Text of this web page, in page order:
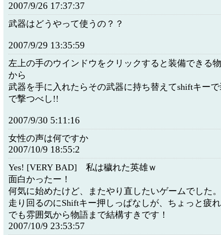
2007/9/26 17:37:37
武器はどうやって使うの？？
2007/9/29 13:35:59
左上の手のウインドウをクリックすると装備できる
から
武器を手に入れたらその武器に持ち替えてshiftキー
で撃つべし!!
2007/9/30 5:11:16
女性の声は何ですか
2007/10/9 18:55:2
Yes! [VERY BAD] 私は穢れた英雄ｗ
面白かったー！
何気に始めたけど、またやり直したいゲームでした。
走り回るのにShiftキー押しっぱなしが、ちょっと疲
でも雰囲気から物語まで結構すきです！
2007/10/9 23:53:57